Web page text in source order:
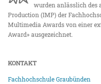
wurden anlässlich
Production (IMP) der
Multimedia Awards von einer
Award» ausgezeichnet.
KONTAKT
Fachhochschule Graubünden